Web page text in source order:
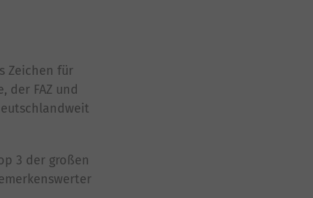
Zeichen für
der FAZ und
3 der großen